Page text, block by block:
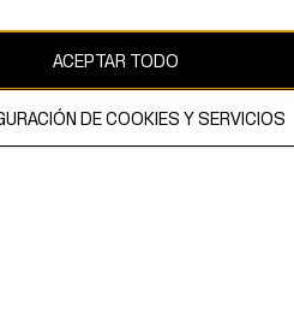
ACEPTAR TODO
DE COOKIES Y SERVICIOS